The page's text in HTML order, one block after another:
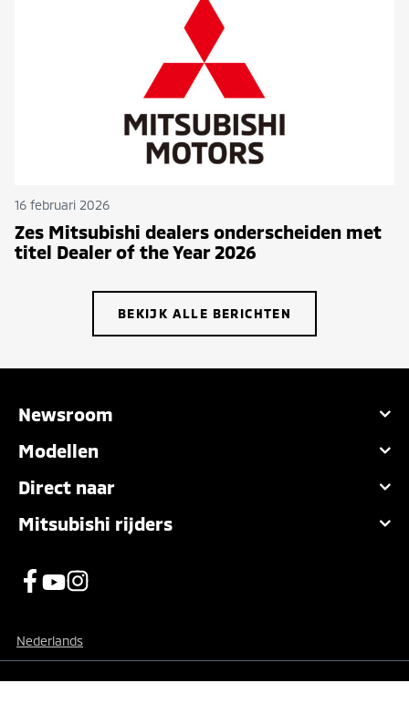
16 februari 2026
Zes Mitsubishi dealers onderscheiden met
titel Dealer of the Year 2026
BEKIJK ALLE BERICHTEN
Newsroom
Modellen
Direct naar
Mitsubishi rijders
Nederlands